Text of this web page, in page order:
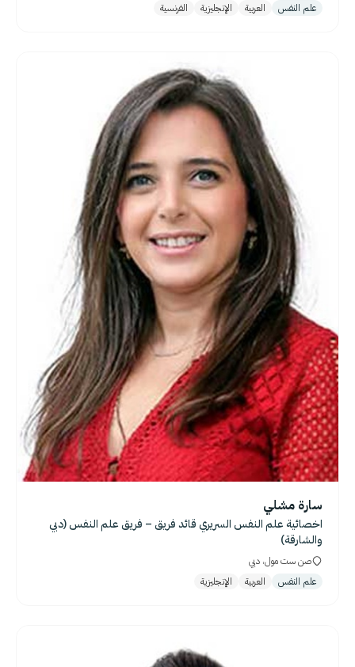
علم النفس
العربية الإنجليزية الفرنسية
سارة مشلي
اخصائية علم النفس السريري قائد فريق – فريق علم النفس (دبي
والشارقة)
صن ست مول، دبي
علم النفس
العربية الإنجليزية